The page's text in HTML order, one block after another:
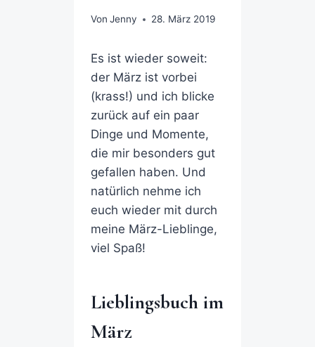
Von Jenny 28. März 2019
Es ist wieder soweit:
der März ist vorbei
(krass!) und ich blicke
zurück auf ein paar
Dinge und Momente,
die mir besonders gut
gefallen haben. Und
natürlich nehme ich
euch wieder mit durch
meine März-Lieblinge,
viel Spaß!
Lieblingsbuch im
März